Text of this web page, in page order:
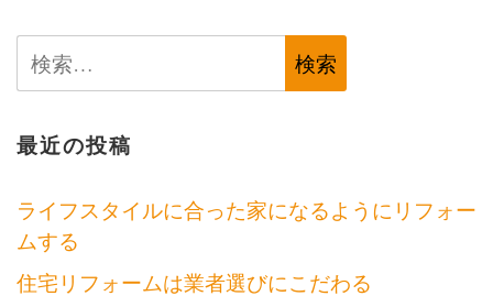
ゲ
ー
シ
ョ
ン
検
索:
最近の投稿
ライフスタイルに合った家になるようにリフォー
ムする
住宅リフォームは業者選びにこだわる